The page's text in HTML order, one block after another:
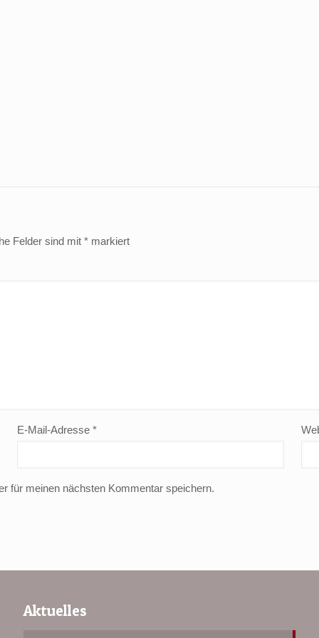
Felder sind mit * markiert
E-Mail-Adresse*
für meinen nächsten Kommentar speichern.
Aktuelles